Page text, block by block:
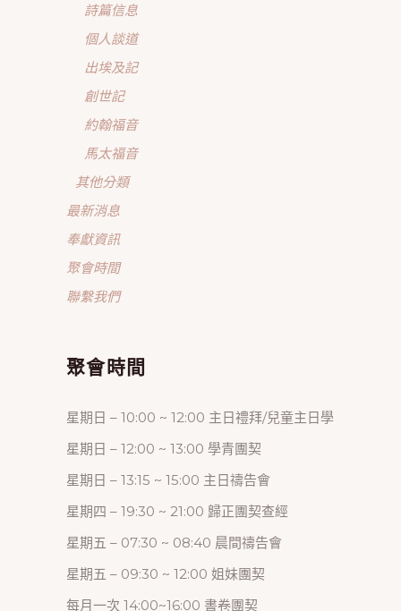
詩篇信息
個人談道
出埃及記
創世記
約翰福音
馬太福音
其他分類
最新消息
奉獻資訊
聚會時間
聯繫我們
聚會時間
星期日 – 10:00 ~ 12:00 主日禮拜/兒童主日學
星期日 – 12:00 ~ 13:00 學青團契
星期日 – 13:15 ~ 15:00 主日禱告會
星期四 – 19:30 ~ 21:00 歸正團契查經
星期五 – 07:30 ~ 08:40 晨間禱告會
星期五 – 09:30 ~ 12:00 姐妹團契
每月一次 14:00~16:00 書卷團契